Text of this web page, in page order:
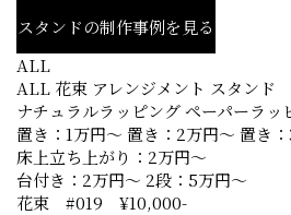
スタンドの制作事例を見る
ALL
ALL 花束 アレンジメント スタンド
ナチュラルラッピングペーパーラッ
置き：1万円〜 置き：2万円〜 置き
床上立ち上がり：2万円〜
台付き：2万円〜 2段：5万円〜
花束 #019 ¥10,000-